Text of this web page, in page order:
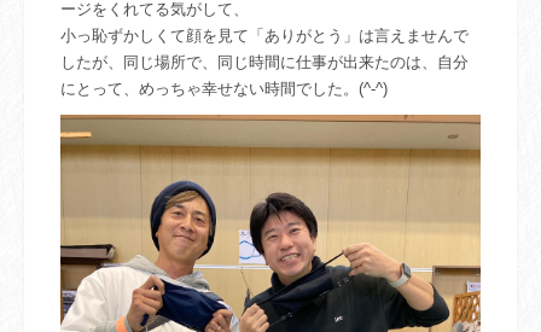
ージをくれてる気がして、
小っ恥ずかしくて顔を見て「ありがとう」は言えませんで
したが、同じ場所で、同じ時間に仕事が出来たのは、自分
にとって、めっちゃ幸せない時間でした。(^-^)